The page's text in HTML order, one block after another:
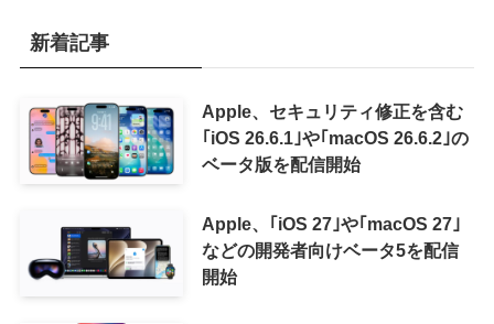
新着記事
Apple、セキュリティ修正を含む
｢iOS 26.6.1｣や｢macOS 26.6.2｣の
ベータ版を配信開始
Apple、｢iOS 27｣や｢macOS 27｣
などの開発者向けベータ5を配信
開始